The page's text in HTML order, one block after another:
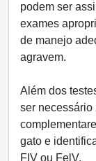
podem ser
exames
de manejo
agravem.
Além dos
ser necessário
gato e
FIV ou FelV.